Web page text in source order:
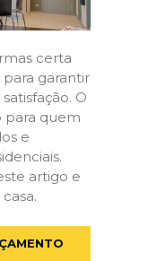
certa
garantir
O
para quem
e
artigo e